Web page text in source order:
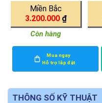
Miền Bắc
3.200.000 ₫
Còn hàng
Mua ngay
Hỗ trợ lắp đặt
THÔNG SỐ KỸ THUẬT